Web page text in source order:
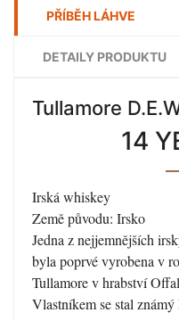
PŘÍBĚH LÁHVE
DETAILY PRODUKTU
Tullamore
14
Irská whiskey
Země původu: Irsko
Jedna z nejjemnějších
byla poprvé vyrobena v
Tullamore v hrabství
Vlastníkem se stal